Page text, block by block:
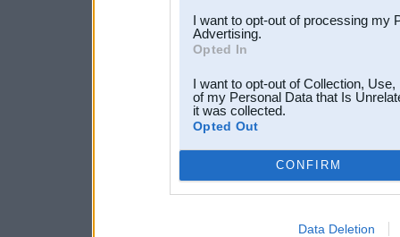
I want to opt-out of processing my
Advertising.
Opted In
I want to opt-out of Collection,
of my Personal Data that Is
it was collected.
Opted Out
CONFIRM
Data Deletion